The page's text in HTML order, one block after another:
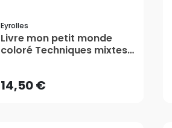
Eyrolles
Livre mon petit monde
coloré Techniques mixtes
14,50 €
14,50 €
AJOUTER AU PANIER